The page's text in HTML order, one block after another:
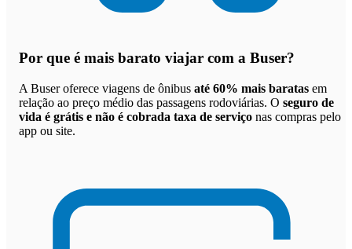
Por que é mais barato viajar com a Buser?
A Buser oferece viagens de ônibus até 60% mais baratas em
relação ao preço médio das passagens rodoviárias. O seguro de
vida é grátis e não é cobrada taxa de serviço nas compras pelo
app ou site.